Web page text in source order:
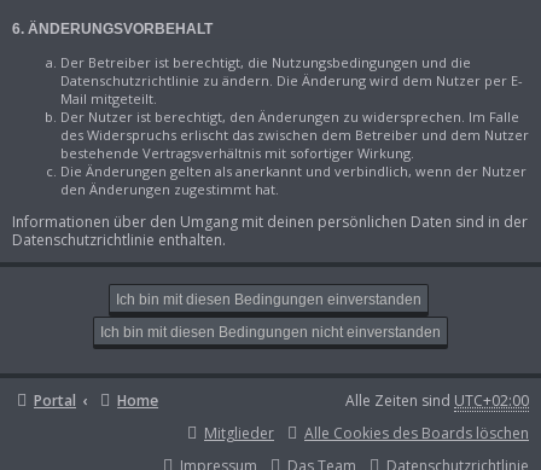
6. ÄNDERUNGSVORBEHALT
Der Betreiber ist berechtigt, die Nutzungsbedingungen und die
Datenschutzrichtlinie zu ändern. Die Änderung wird dem Nutzer per E-
Mail mitgeteilt.
Der Nutzer ist berechtigt, den Änderungen zu widersprechen. Im Falle
des Widerspruchs erlischt das zwischen dem Betreiber und dem Nutzer
bestehende Vertragsverhältnis mit sofortiger Wirkung.
Die Änderungen gelten als anerkannt und verbindlich, wenn der Nutzer
den Änderungen zugestimmt hat.
Informationen über den Umgang mit deinen persönlichen Daten sind in der
Datenschutzrichtlinie enthalten.
Portal Home Alle Zeiten sind UTC+02:00
Alle Cookies des Boards löschen
Mitglieder
Datenschutzrichtlinie
Das Team
Impressum